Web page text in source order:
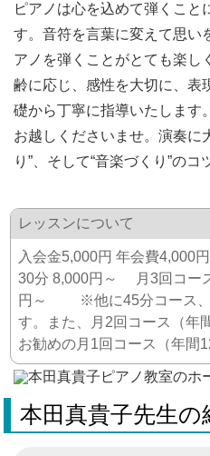
ピアノは心を込めて弾くこと
す。音符を言葉に変えて思い
アノを弾くことがとても楽し
齢に応じ、感性を大切に、表
礎から丁寧に指導いたします
お越しくださいませ。演奏に
り”、そして“音楽づくり”のコ
レッスンについて
入会金5,000円 年会費4,000
30分 8,000円～ 月3回コー
円～ ※他に45分コース、
す。また、月2回コース（年
お勧めの月1回コース（年間
本田真貴子先生の